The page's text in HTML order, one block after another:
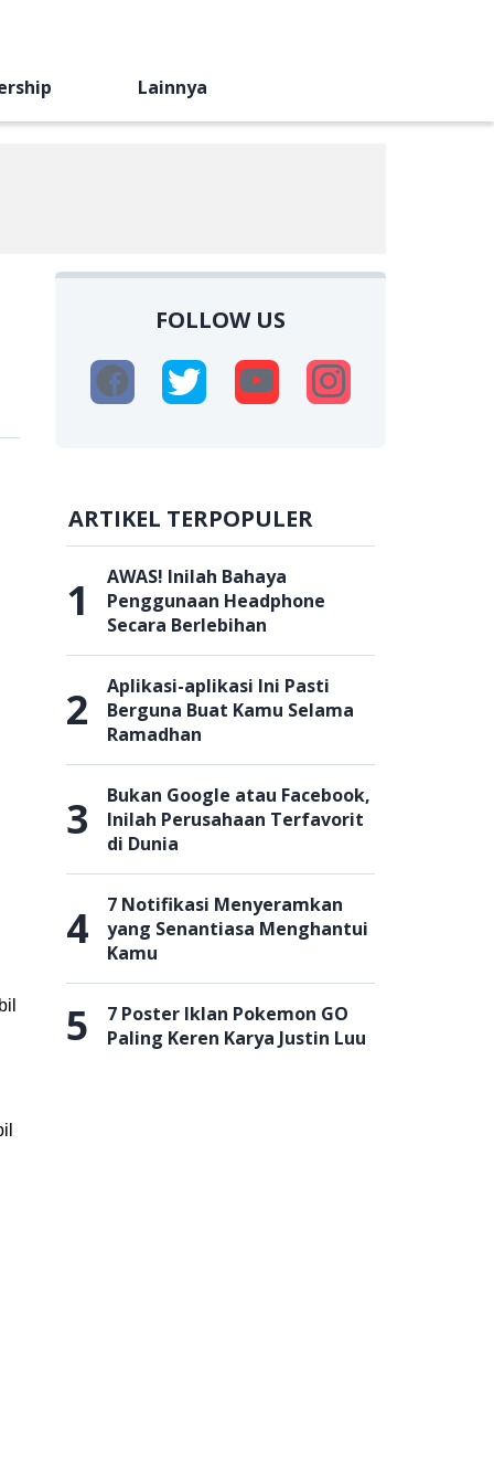
Lainnya
FOLLOW US
ARTIKEL TERPOPULER
1
AWAS! Inilah Bahaya
Penggunaan Headphone
Secara Berlebihan
2
Aplikasi-aplikasi Ini Pasti
Berguna Buat Kamu Selama
Ramadhan
3
Bukan Google atau Facebook,
Inilah Perusahaan Terfavorit
di Dunia
4
7 Notifikasi Menyeramkan
yang Senantiasa Menghantui
Kamu
5
7 Poster Iklan Pokemon GO
Paling Keren Karya Justin Luu